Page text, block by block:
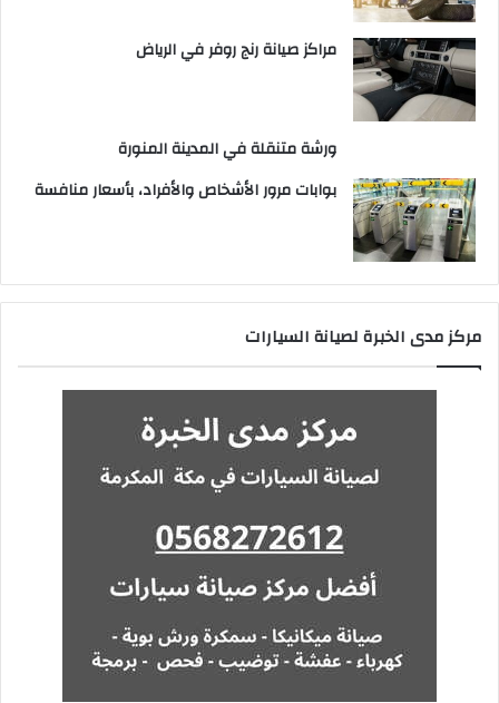
مراكز صيانة رنج روفر في الرياض
ورشة متنقلة في المدينة المنورة
بوابات مرور الأشخاص والأفراد، بأسعار منافسة
مركز مدى الخبرة لصيانة السيارات